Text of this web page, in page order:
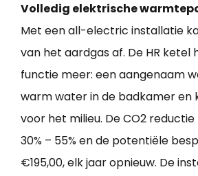
Volledig elektrische
Met een all-electric installatie
van het aardgas af. De HR ketel
functie meer: een aangenaam
warm water in de badkamer en
voor het milieu. De CO2
30% – 55% en de potentiële
€195,00, elk jaar opnieuw. De